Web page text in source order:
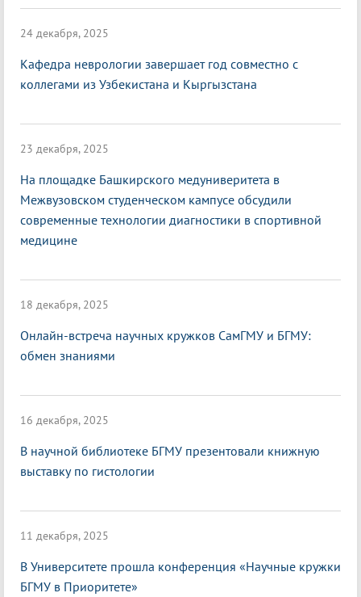
24 декабря, 2025
Кафедра неврологии завершает год совместно с
коллегами из Узбекистана и Кыргызстана
23 декабря, 2025
На площадке Башкирского медуниверитета в
Межвузовском студенческом кампусе обсудили
современные технологии диагностики в спортивной
медицине
18 декабря, 2025
Онлайн-встреча научных кружков СамГМУ и БГМУ:
обмен знаниями
16 декабря, 2025
В научной библиотеке БГМУ презентовали книжную
выставку по гистологии
11 декабря, 2025
В Университете прошла конференция «Научные кружки
БГМУ в Приоритете»